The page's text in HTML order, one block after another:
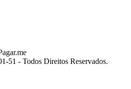
51 - Todos Direitos Reservados.